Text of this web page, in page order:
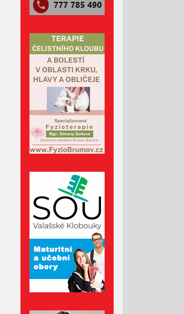
Září 2024
Srpen 2024
Červenec 2024
Červen 2024
Květen 2024
Duben 2024
Březen 2024
Únor 2024
Prosinec 2023
Listopad 2023
Říjen 2023
Září 2023
Srpen 2023
Červenec 2023
Červen 2023